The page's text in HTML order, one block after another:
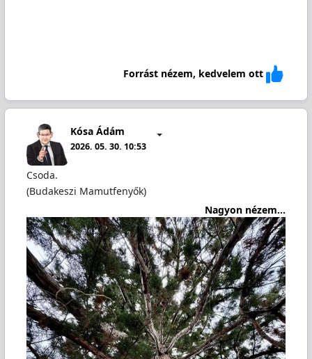
Forrást nézem, kedvelem ott
Kósa Ádám
2026. 05. 30. 10:53
Csoda.
(Budakeszi Mamutfenyők)
Nagyon nézem...